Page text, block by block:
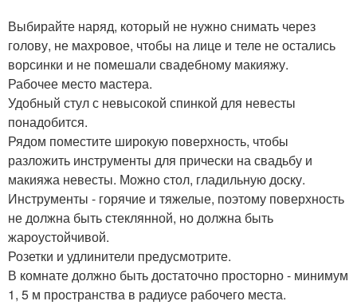
Выбирайте наряд, который не нужно снимать через
голову, не махровое, чтобы на лице и теле не остались
ворсинки и не помешали свадебному макияжу.
Рабочее место мастера.
Удобный стул с невысокой спинкой для невесты
понадобится.
Рядом поместите широкую поверхность, чтобы
разложить инструменты для прически на свадьбу и
макияжа невесты. Можно стол, гладильную доску.
Инструменты - горячие и тяжелые, поэтому поверхность
не должна быть стеклянной, но должна быть
жароустойчивой.
Розетки и удлинители предусмотрите.
В комнате должно быть достаточно просторно - минимум
1, 5 м пространства в радиусе рабочего места.